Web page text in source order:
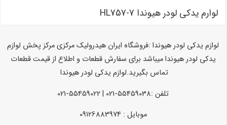
لوارم یدکی لودر هیوندا HL757-7
لوازم یدکی لودر هیوندا :فروشگاه ایران هیدرولیک مرکزی مرکز پخش لوازم
یدکی لودر هیوندا میباشد برای سفارش قطعات و اطلاع از قیمت قطعات
تماس بگیرید.لوازم یدکی لودر هیوندا
تلفن :55459038-021 | 55459022-021
موبایل : 09126883974